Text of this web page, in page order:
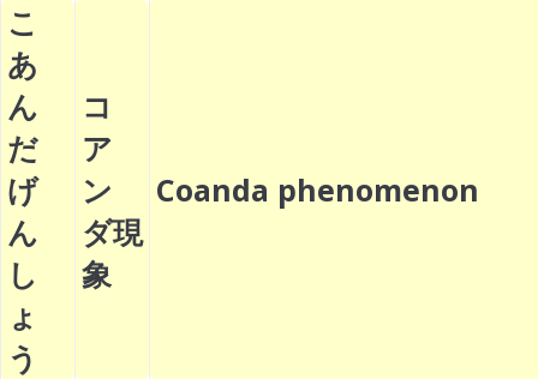
こ
あ
ん
だ
げ
ん
し
ょ
う
コ
ア
ン
ダ現
象
Coanda phenomenon